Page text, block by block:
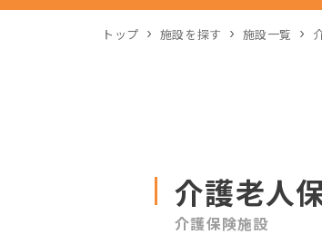
トップ 施設を探す 施設一覧
介護老人
介護保険施設